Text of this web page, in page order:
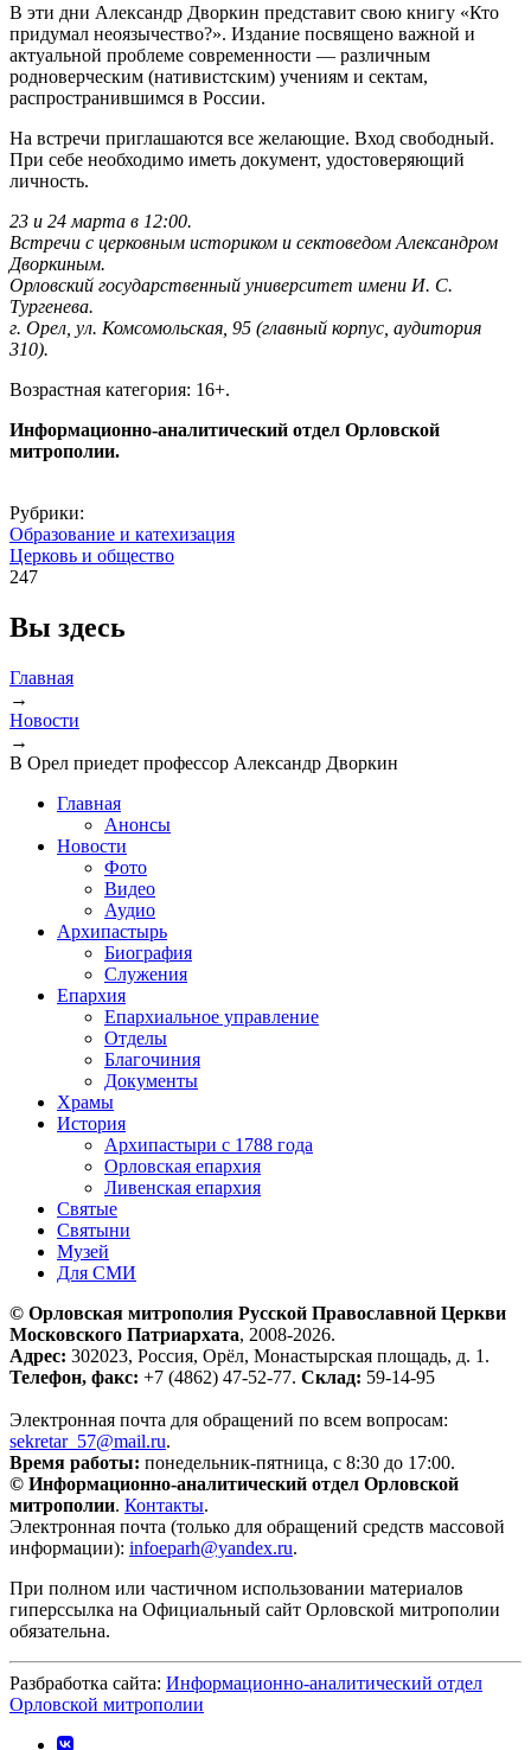
В эти дни Александр Дворкин представит свою книгу «Кто
придумал неоязычество?». Издание посвящено важной и
актуальной проблеме современности — различным
родноверческим (нативистским) учениям и сектам,
распространившимся в России.
На встречи приглашаются все желающие. Вход свободный.
При себе необходимо иметь документ, удостоверяющий
личность.
23 и 24 марта в 12:00.
Встречи с церковным историком и сектоведом Александром
Дворкиным.
Орловский государственный университет имени И. С.
Тургенева.
г. Орел, ул. Комсомольская, 95 (главный корпус, аудитория
310).
Возрастная категория: 16+.
Информационно-аналитический отдел Орловской
митрополии.
Рубрики:
Образование и катехизация
Церковь и общество
247
Вы здесь
Главная
→
Новости
→
В Орел приедет профессор Александр Дворкин
Главная
Анонсы
Новости
Фото
Видео
Аудио
Архипастырь
Биография
Служения
Епархия
Епархиальное управление
Отделы
Благочиния
Документы
Храмы
История
Архипастыри с 1788 года
Орловская епархия
Ливенская епархия
Святые
Святыни
Музей
Для СМИ
© Орловская митрополия Русской Православной Церкви
Московского Патриархата, 2008-2026.
Адрес: 302023, Россия, Орёл, Монастырская площадь, д. 1.
Телефон, факс: +7 (4862) 47-52-77. Склад: 59-14-95
Электронная почта для обращений по всем вопросам:
sekretar_57@mail.ru.
Время работы: понедельник-пятница, с 8:30 до 17:00.
© Информационно-аналитический отдел Орловской
митрополии. Контакты.
Электронная почта (только для обращений средств массовой
информации): infoeparh@yandex.ru.
При полном или частичном использовании материалов
гиперссылка на Официальный сайт Орловской митрополии
обязательна.
Разбработка сайта: Информационно-аналитический отдел
Орловской митрополии